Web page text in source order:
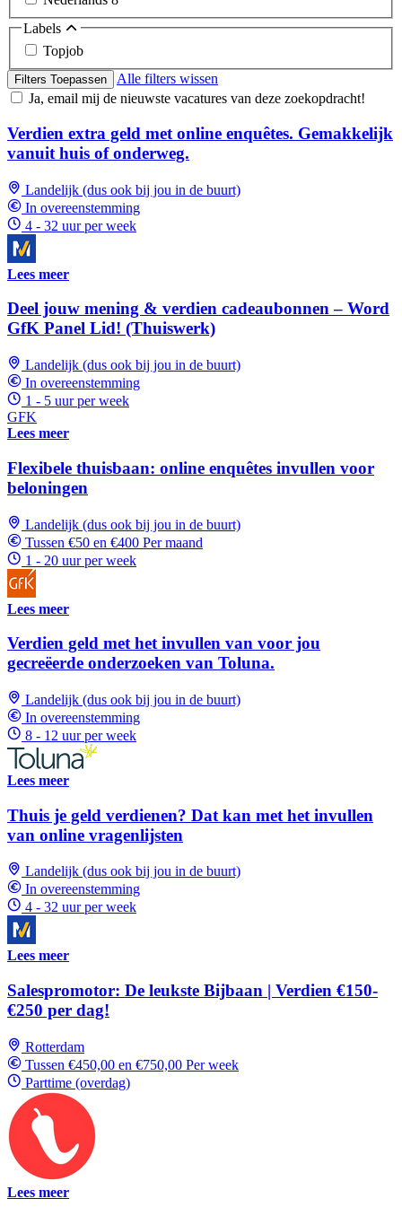
Labels
Topjob
Filters Toepassen
Alle filters wissen
Ja, email mij de nieuwste vacatures van deze zoekopdracht!
Verdien extra geld met online enquêtes. Gemakkelijk
vanuit huis of onderweg.
Landelijk (dus ook bij jou in de buurt)
In overeenstemming
4 - 32 uur per week
Lees meer
Deel jouw mening & verdien cadeaubonnen – Word
GfK Panel Lid! (Thuiswerk)
Landelijk (dus ook bij jou in de buurt)
In overeenstemming
1 - 5 uur per week
GFK
Lees meer
Flexibele thuisbaan: online enquêtes invullen voor
beloningen
Landelijk (dus ook bij jou in de buurt)
Tussen €50 en €400 Per maand
1 - 20 uur per week
Lees meer
Verdien geld met het invullen van voor jou
gecreëerde onderzoeken van Toluna.
Landelijk (dus ook bij jou in de buurt)
In overeenstemming
8 - 12 uur per week
Lees meer
Thuis je geld verdienen? Dat kan met het invullen
van online vragenlijsten
Landelijk (dus ook bij jou in de buurt)
In overeenstemming
4 - 32 uur per week
Lees meer
Salespromotor: De leukste Bijbaan | Verdien €150-
€250 per dag!
Rotterdam
Tussen €450,00 en €750,00 Per week
Parttime (overdag)
Lees meer